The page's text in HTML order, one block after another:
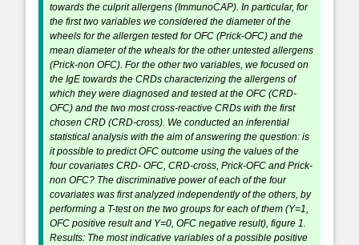
towards the culprit allergens (ImmunoCAP). In particular, for
the first two variables we considered the diameter of the
wheels for the allergen tested for OFC (Prick-OFC) and the
mean diameter of the wheals for the other untested allergens
(Prick-non OFC). For the other two variables, we focused on
the IgE towards the CRDs characterizing the allergens of
which they were diagnosed and tested at the OFC (CRD-
OFC) and the two most cross-reactive CRDs with the first
chosen CRD (CRD-cross). We conducted an inferential
statistical analysis with the aim of answering the question: is
it possible to predict OFC outcome using the values of the
four covariates CRD- OFC, CRD-cross, Prick-OFC and Prick-
non OFC? The discriminative power of each of the four
covariates was first analyzed independently of the others, by
performing a T-test on the two groups for each of them (Y=1,
OFC positive result and Y=0, OFC negative result), figure 1.
Results: The most indicative variables of a possible positive